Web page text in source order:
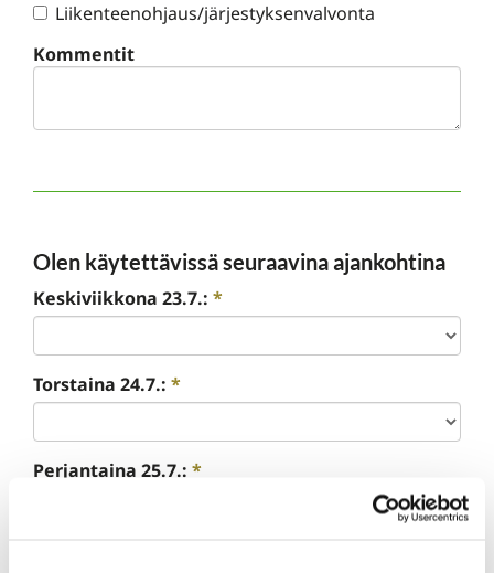
Liikenteenohjaus/järjestyksenvalvonta
Kommentit
Olen käytettävissä seuraavina ajankohtina
Keskiviikkona 23.7.: *
Torstaina 24.7.: *
Perjantaina 25.7.: *